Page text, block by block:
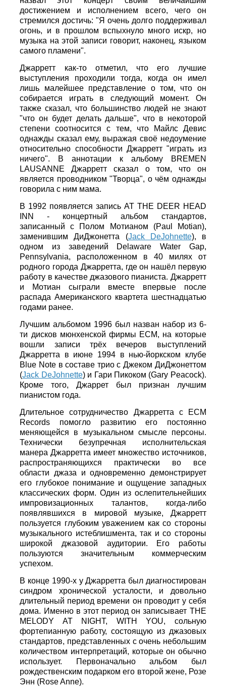
достижением и исполнением всего, чего он
стремился достичь: "Я очень долго поддерживал
огонь, и в прошлом вспыхнуло много искр, но
музыка на этой записи говорит, наконец, языком
самого пламени".
Джарретт как-то отметил, что его лучшие
выступления проходили тогда, когда он имел
лишь малейшее представление о том, что он
собирается играть в следующий момент. Он
также сказал, что большинство людей не знают
"что он будет делать дальше", что в некоторой
степени соотносится с тем, что Майлс Девис
однажды сказал ему, выражая своё недоумение
относительно способности Джарретт "играть из
ничего". В аннотации к альбому BREMEN
LAUSANNE Джарретт сказал о том, что он
является проводником "Творца", о чём однажды
говорила с ним мама.
В 1992 появляется запись AT THE DEER HEAD
INN - концертный альбом стандартов,
записанный с Полом Мотианом (Paul Motian),
заменившим ДиДжонетта (Jack DeJohnette), в
одном из заведений Delaware Water Gap,
Pennsylvania, расположенном в 40 милях от
родного города Джарретта, где он нашёл первую
работу в качестве джазового пианиста. Джарретт
и Мотиан сыграли вместе впервые после
распада Американского квартета шестнадцатью
годами ранее.
Лучшим альбомом 1996 был назван набор из 6-
ти дисков мюнхенской фирмы ЕСМ, на которые
вошли записи трёх вечеров выступлений
Джарретта в июне 1994 в нью-йоркском клубе
Blue Note в составе трио с Джеком ДиДжонеттом
(Jack DeJohnette) и Гари Пикоком (Gary Peacock).
Кроме того, Джаррет был признан лучшим
пианистом года.
Длительное сотрудничество Джарретта с ECM
Records помогло развитию его постоянно
меняющейся в музыкальном смысле персоны.
Технически безупречная исполнительская
манера Джарретта имеет множество источников,
распространяющихся практически во все
области джаза и одновременно демонстрирует
его глубокое понимание и ощущение западных
классических форм. Один из ослепительнейших
импровизационных талантов, когда-либо
появлявшихся в мировой музыке, Джарретт
пользуется глубоким уважением как со стороны
музыкального истеблишмента, так и со стороны
широкой джазовой аудитории. Его работы
пользуются значительным коммерческим
успехом.
В конце 1990-х у Джарретта был диагностирован
синдром хронической усталости, и довольно
длительный период времени он проводит у себя
дома. Именно в этот период он записывает THE
MELODY AT NIGHT, WITH YOU, сольную
фортепианную работу, состоящую из джазовых
стандартов, представленных с очень небольшим
количеством интерпретаций, которые он обычно
использует. Первоначально альбом был
рождественским подарком его второй жене, Розе
Энн (Rose Anne).